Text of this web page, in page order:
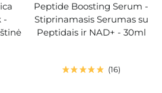
-
Peptide Boosting Serum -
Stiprinamasis Serumas su
Peptidais ir NAD+ - 30ml
16